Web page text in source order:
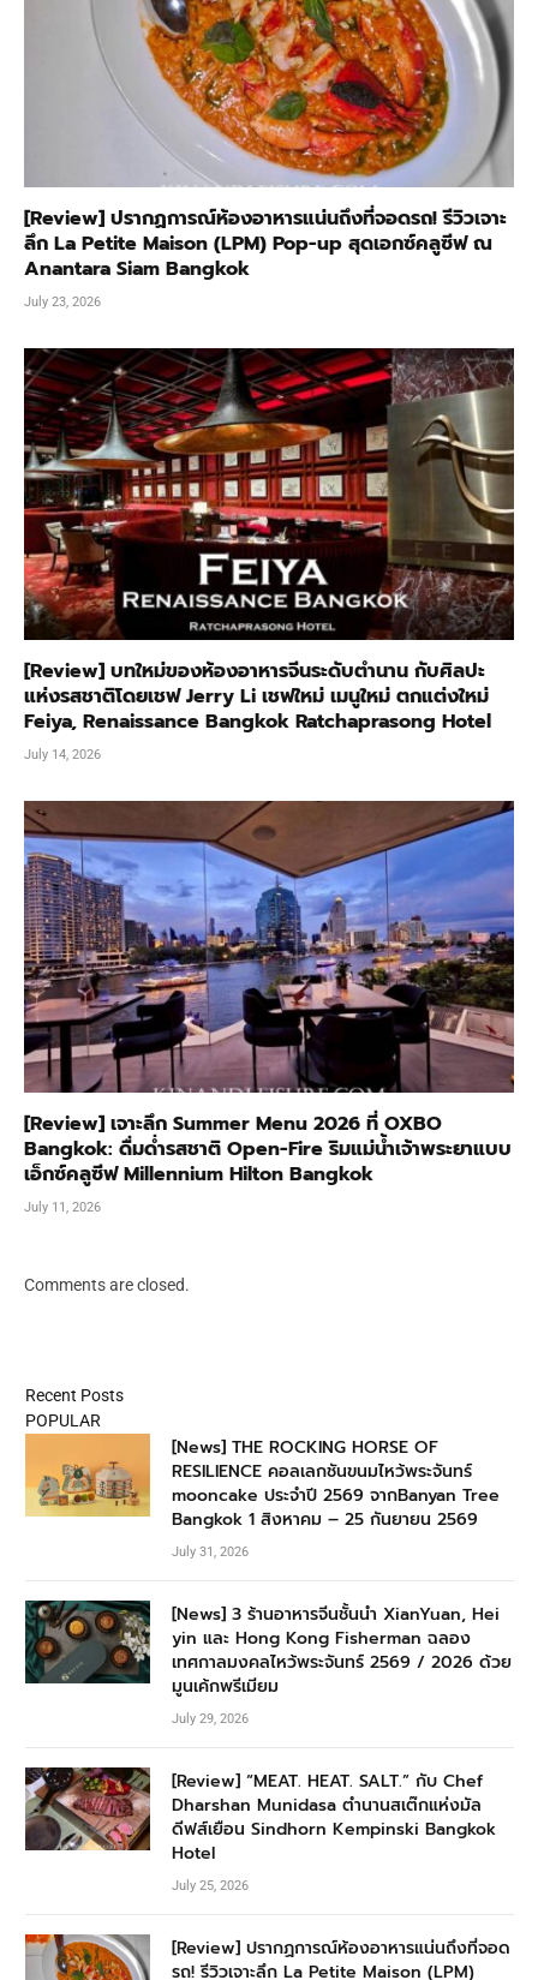
[Review] ปรากฏการณ์ห้องอาหารแน่นถึงที่จอดรถ! รีวิวเจาะ
ลึก La Petite Maison (LPM) Pop-up สุดเอกซ์คลูซีฟ ณ
Anantara Siam Bangkok
July 23, 2026
[Review] บทใหม่ของห้องอาหารจีนระดับตำนาน กับศิลปะ
แห่งรสชาติโดยเชฟ Jerry Li เชฟใหม่ เมนูใหม่ ตกแต่งใหม่
Feiya, Renaissance Bangkok Ratchaprasong Hotel
July 14, 2026
[Review] เจาะลึก Summer Menu 2026 ที่ OXBO
Bangkok: ดื่มด่ำรสชาติ Open-Fire ริมแม่น้ำเจ้าพระยาแบบ
เอ็กซ์คลูซีฟ Millennium Hilton Bangkok
July 11, 2026
Comments are closed.
Recent Posts
POPULAR
[News] THE ROCKING HORSE OF
RESILIENCE คอลเลกชันขนมไหว้พระจันทร์
mooncake ประจำปี 2569 จากBanyan Tree
Bangkok 1 สิงหาคม – 25 กันยายน 2569
July 31, 2026
[News] 3 ร้านอาหารจีนชั้นนำ XianYuan, Hei
yin และ Hong Kong Fisherman ฉลอง
เทศกาลมงคลไหว้พระจันทร์ 2569 / 2026 ด้วย
มูนเค้กพรีเมียม
July 29, 2026
[Review] “MEAT. HEAT. SALT.” กับ Chef
Dharshan Munidasa ตำนานสเต๊กแห่งมัล
ดีฟส์เยือน Sindhorn Kempinski Bangkok
Hotel
July 25, 2026
[Review] ปรากฏการณ์ห้องอาหารแน่นถึงที่จอด
รถ! รีวิวเจาะลึก La Petite Maison (LPM)